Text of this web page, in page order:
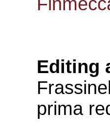
Editing
prima